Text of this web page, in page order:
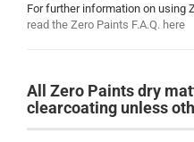
For further information on using
read the Zero Paints F.A.Q. here
All Zero Paints dry
clearcoating unless